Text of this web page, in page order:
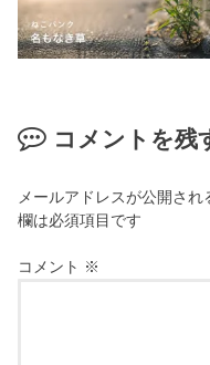
コメントを残
メールアドレスが公開され
欄は必須項目です
コメント ※